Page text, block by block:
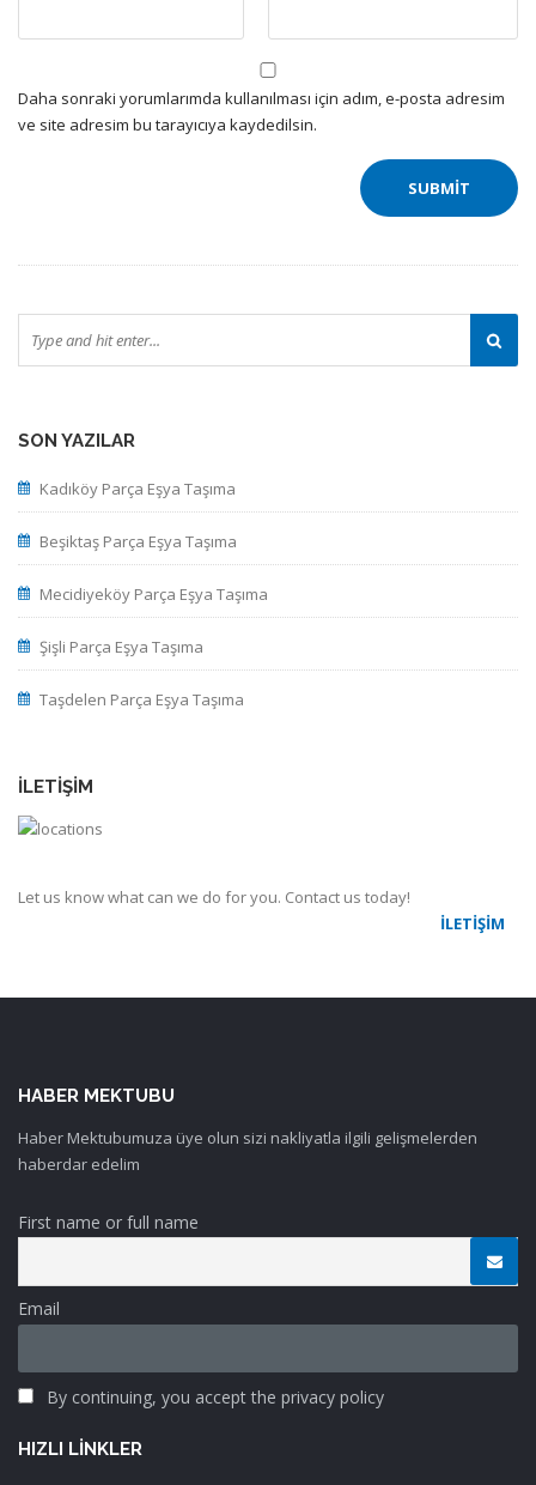
Daha sonraki yorumlarımda kullanılması için adım, e-posta adresim
ve site adresim bu tarayıcıya kaydedilsin.
SON YAZILAR
Kadıköy Parça Eşya Taşıma
Beşiktaş Parça Eşya Taşıma
Mecidiyeköy Parça Eşya Taşıma
Şişli Parça Eşya Taşıma
Taşdelen Parça Eşya Taşıma
İLETIŞIM
Let us know what can we do for you. Contact us today!
İLETIŞIM
HABER MEKTUBU
Haber Mektubumuza üye olun sizi nakliyatla ilgili gelişmelerden
haberdar edelim
First name or full name
Email
By continuing, you accept the privacy policy
HIZLI LINKLER